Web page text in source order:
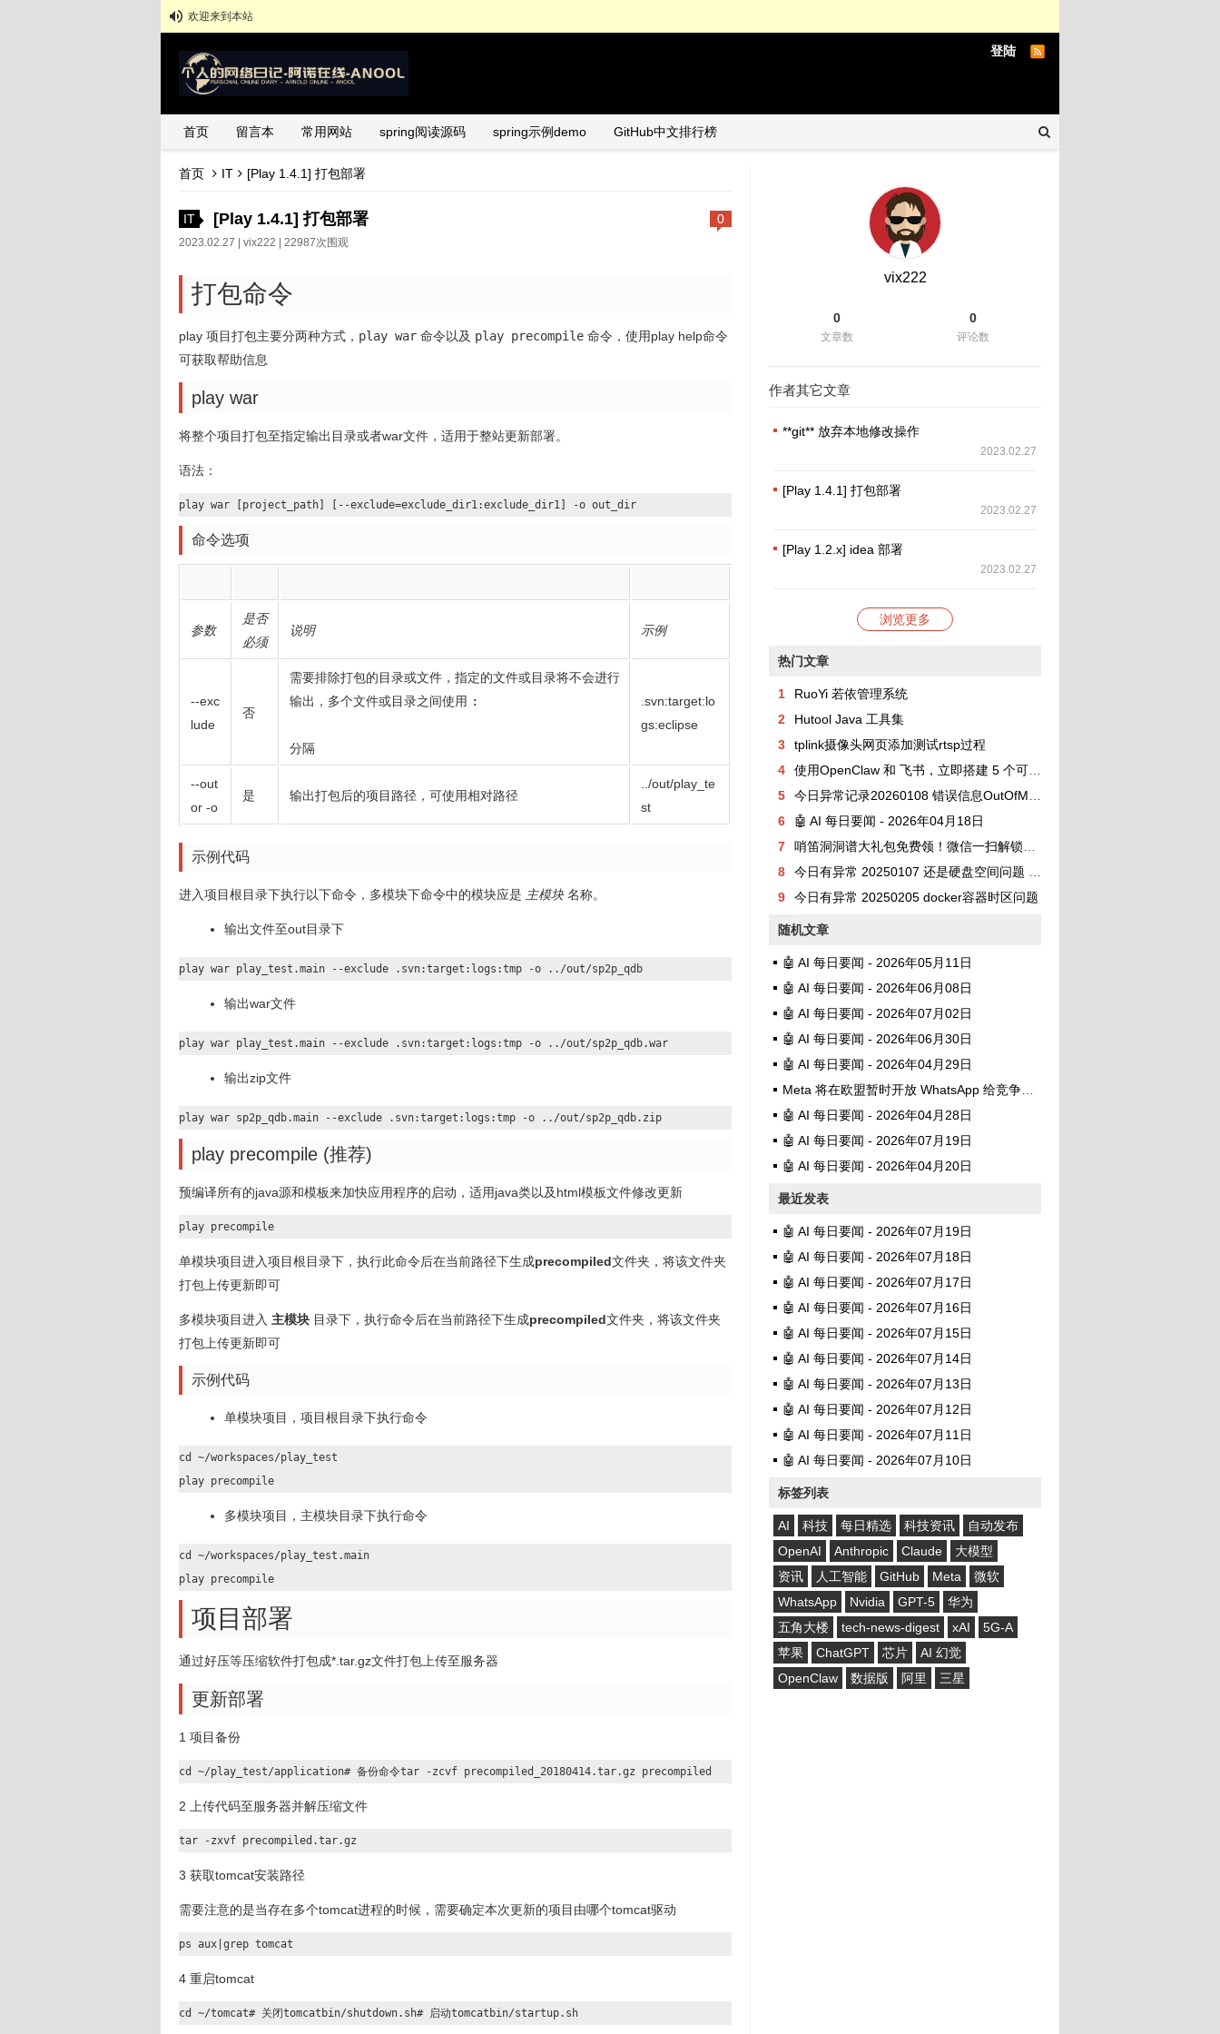
欢迎来到本站
登陆
首页 留言本 常用网站 spring阅读源码 spring示例demo GitHub中文排行榜
首页 IT [Play 1.4.1] 打包部署
IT 0
[Play 1.4.1] 打包部署
2023.02.27 | vix222 | 22987次围观
打包命令
play 项目打包主要分两种方式， play war 命令以及 play precompile 命令，使用play help命令
可获取帮助信息
play war
将整个项目打包至指定输出目录或者war文件，适用于整站更新部署。
语法：
play war [project_path] [--exclude=exclude_dir1:exclude_dir1] -o out_dir
命令选项
参数
是否
必须
说明 示例
--exc
lude
否
需要排除打包的目录或文件，指定的文件或目录将不会进行
输出，多个文件或目录之间使用 :
分隔
.svn:target:lo
gs:eclipse
--out
or -o
是 输出打包后的项目路径，可使用相对路径
../out/play_te
st
示例代码
进入项目根目录下执行以下命令，多模块下命令中的模块应是 主模块名称。
输出文件至out目录下
play war play_test.main --exclude .svn:target:logs:tmp -o ../out/sp2p_qdb
输出war文件
play war play_test.main --exclude .svn:target:logs:tmp -o ../out/sp2p_qdb.war
输出zip文件
play war sp2p_qdb.main --exclude .svn:target:logs:tmp -o ../out/sp2p_qdb.zip
play precompile (推荐)
预编译所有的java源和模板来加快应用程序的启动，适用java类以及html模板文件修改更新
play precompile
单模块项目进入项目根目录下，执行此命令后在当前路径下生成precompiled文件夹，将该文件夹
打包上传更新即可
多模块项目进入 主模块 目录下，执行命令后在当前路径下生成precompiled文件夹，将该文件夹
打包上传更新即可
示例代码
单模块项目，项目根目录下执行命令
cd ~/workspaces/play_test
play precompile
多模块项目，主模块目录下执行命令
cd ~/workspaces/play_test.main
play precompile
项目部署
通过好压等压缩软件打包成*.tar.gz文件打包上传至服务器
更新部署
1 项目备份
cd ~/play_test/application# 备份命令tar -zcvf precompiled_20180414.tar.gz precompiled
2 上传代码至服务器并解压缩文件
tar -zxvf precompiled.tar.gz
3 获取tomcat安装路径
需要注意的是当存在多个tomcat进程的时候，需要确定本次更新的项目由哪个tomcat驱动
ps aux|grep tomcat
4 重启tomcat
cd ~/tomcat# 关闭tomcatbin/shutdown.sh# 启动tomcatbin/startup.sh
vix222
0
文章数
0
评论数
作者其它文章
**git** 放弃本地修改操作
2023.02.27
[Play 1.4.1] 打包部署
2023.02.27
[Play 1.2.x] idea 部署
2023.02.27
浏览更多
热门文章
1
RuoYi 若依管理系统
2
Hutool Java 工具集
3
tplink摄像头网页添加测试rtsp过程
4
使用OpenClaw 和 飞书，立即搭建 5 个可协作的 AI 助理团队
5
今日异常记录20260108 错误信息OutOfMemoryError: unable to create new native thread
6
🤖 AI 每日要闻 - 2026年04月18日
7
哨笛洞洞谱大礼包免费领！微信一扫解锁百首曲谱
8
今日有异常 20250107 还是硬盘空间问题 No space left on device
9
今日有异常 20250205 docker容器时区问题
随机文章
🤖 AI 每日要闻 - 2026年05月11日
🤖 AI 每日要闻 - 2026年06月08日
🤖 AI 每日要闻 - 2026年07月02日
🤖 AI 每日要闻 - 2026年06月30日
🤖 AI 每日要闻 - 2026年04月29日
Meta 将在欧盟暂时开放 WhatsApp 给竞争对手 AI 聊天机器人
🤖 AI 每日要闻 - 2026年04月28日
🤖 AI 每日要闻 - 2026年07月19日
🤖 AI 每日要闻 - 2026年04月20日
最近发表
🤖 AI 每日要闻 - 2026年07月19日
🤖 AI 每日要闻 - 2026年07月18日
🤖 AI 每日要闻 - 2026年07月17日
🤖 AI 每日要闻 - 2026年07月16日
🤖 AI 每日要闻 - 2026年07月15日
🤖 AI 每日要闻 - 2026年07月14日
🤖 AI 每日要闻 - 2026年07月13日
🤖 AI 每日要闻 - 2026年07月12日
🤖 AI 每日要闻 - 2026年07月11日
🤖 AI 每日要闻 - 2026年07月10日
标签列表
AI 科技 每日精选 科技资讯
自动发布
OpenAI
Anthropic Claude
大模型
资讯
人工智能 GitHub Meta
微软
WhatsApp
Nvidia GPT-5
华为
五角大楼
tech-news-digest xAI
5G-A
苹果
ChatGPT 芯片
AI 幻觉
OpenClaw
数据版 阿里 三星